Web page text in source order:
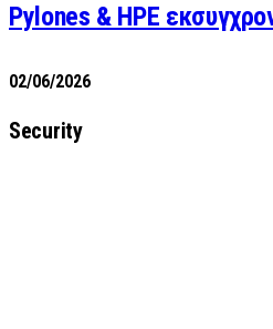
Pylones & HPE
02/06/2026
Security